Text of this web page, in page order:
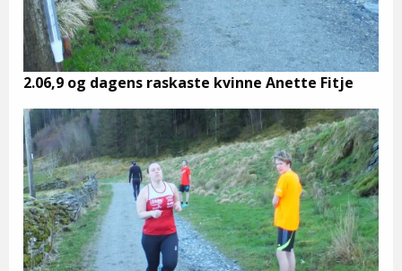
2.06,9 og dagens raskaste kvinne Anette Fitje